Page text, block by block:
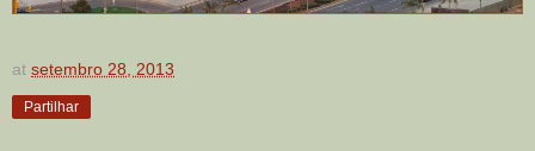
at setembro 28, 2013
Partilhar